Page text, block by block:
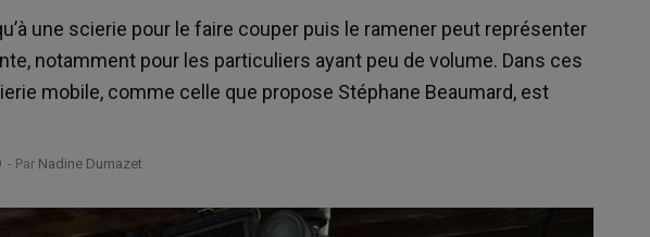
une scierie pour le faire couper puis le ramener peut représenter
notamment pour les particuliers ayant peu de volume. Dans ces
mobile, comme celle que propose Stéphane Beaumard, est
- Par Nadine Dumazet